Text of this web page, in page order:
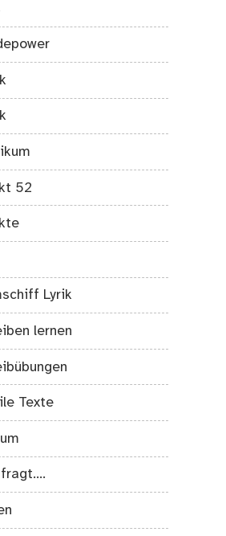
52
Lyrik
lernen
Texte
fragt….